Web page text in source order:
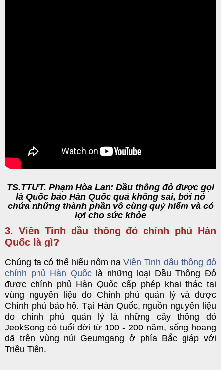
TS.TTƯT. Phạm Hòa Lan: Dầu thông đỏ được gọi
là Quốc bảo Hàn Quốc quả không sai, bởi nó
chứa những thành phần vô cùng quý hiếm và có
lợi cho sức khỏe
3. Viên Tinh dầu thông đỏ chính phủ Hàn
Quốc là gì?
Chúng ta có thể hiểu nôm naViên Tinh dầu thông đỏ
chính phủ Hàn Quốclà những loại Dầu Thông Đỏ
được chính phủ Hàn Quốc cấp phép khai thác tại
vùng nguyên liệu do Chính phủ quản lý và được
Chính phủ bảo hộ. Tại Hàn Quốc, nguồn nguyên liệu
do chính phủ quản lý là những cây thông đỏ
JeokSong có tuổi đời từ 100 - 200 năm, sống hoang
dã trên vùng núi Geumgang ở phía Bắc giáp với
Triều Tiên.